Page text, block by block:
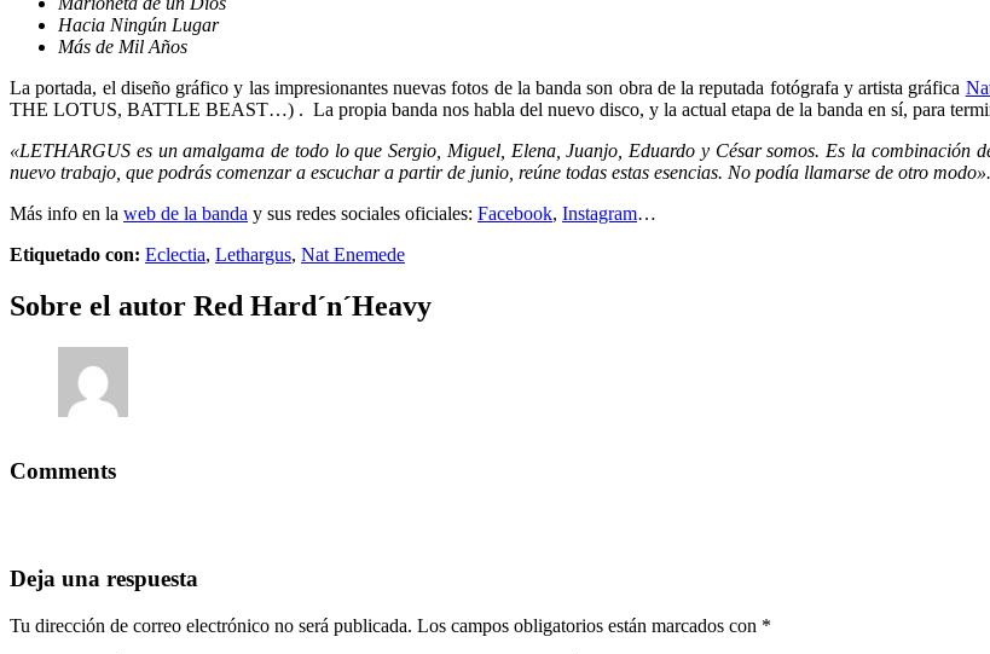
Hacia Ningún Lugar
Más de Mil Años
La portada, el diseño gráfico y las impresionantes nuevas fotos de la banda son obra de la reputada fotógrafa y artista gráfica
THE LOTUS, BATTLE BEAST…) . La propia banda nos habla del nuevo disco, y la actual etapa de la banda en sí, para
«LETHARGUS es un amalgama de todo lo que Sergio, Miguel, Elena, Juanjo, Eduardo y César somos. Es la combinación
nuevo trabajo, que podrás comenzar a escuchar a partir de junio, reúne todas estas esencias. No podía llamarse de otro modo».
Más info en la web de la banda y sus redes sociales oficiales: Facebook, Instagram…
Etiquetado con: Eclectia, Lethargus, Nat Enemede
Sobre el autor Red Hard´n´Heavy
Comments
Deja una respuesta
Tu dirección de correo electrónico no será publicada. Los campos obligatorios están marcados con *